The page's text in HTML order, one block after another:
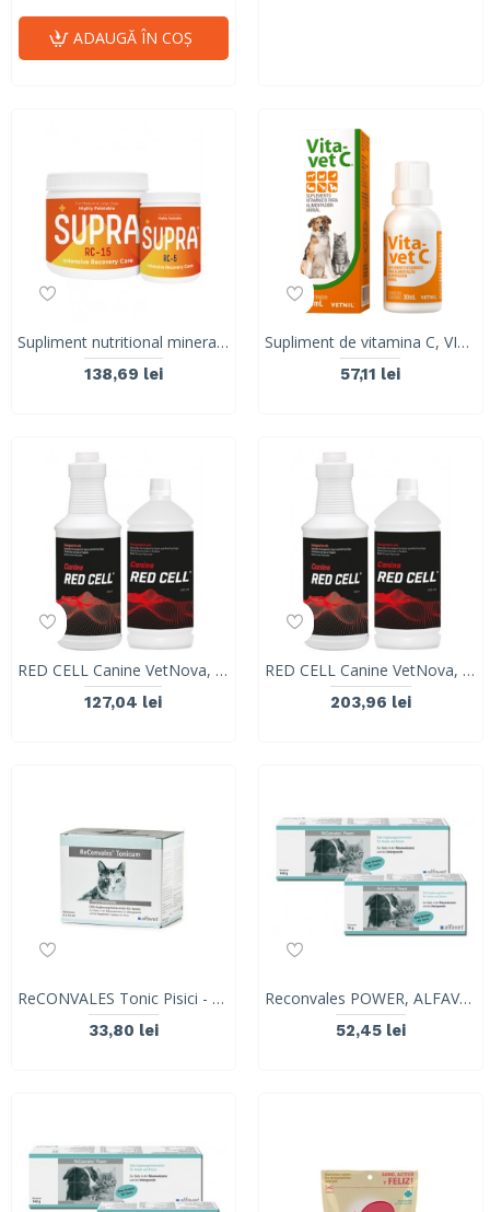
ADAUGĂ ÎN COŞ
Supliment nutritional mineralo-vitaminic pentru recuperare in caz de anemie, convalescența si gestionarea inapetentei SUPRA RC 15, VetNova 30 comprimte
138,69 lei
Supliment de vitamina C, VITA-VET C, Vetnil, 30ML
57,11 lei
RED CELL Canine VetNova, 450 ml
127,04 lei
RED CELL Canine VetNova, 946ml
203,96 lei
ReCONVALES Tonic Pisici - 45ml
33,80 lei
Reconvales POWER, ALFAVET, pasta 70 g
52,45 lei